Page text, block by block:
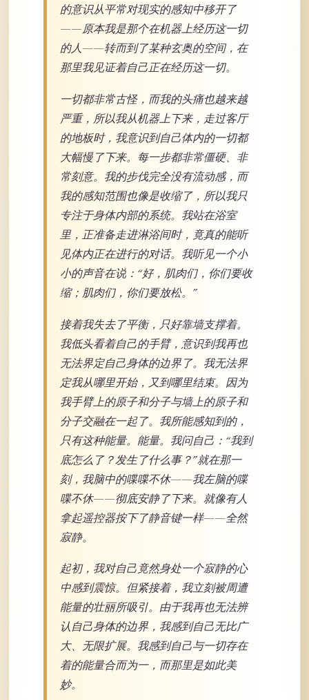
的意识从平常对现实的感知中移开了
——原本我是那个在机器上经历这一切
的人——转而到了某种玄奥的空间，在
那里我见证着自己正在经历这一切。
一切都非常古怪，而我的头痛也越来越
严重，所以我从机器上下来，走过客厅
的地板时，我意识到自己体内的一切都
大幅慢了下来。每一步都非常僵硬、非
常刻意。我的步伐完全没有流动感，而
我的感知范围也像是收缩了，所以我只
专注于身体内部的系统。我站在浴室
里，正准备走进淋浴间时，竟真的能听
见体内正在进行的对话。我听见一个小
小的声音在说：“好，肌肉们，你们要收
缩；肌肉们，你们要放松。”
接着我失去了平衡，只好靠墙支撑着。
我低头看着自己的手臂，意识到我再也
无法界定自己身体的边界了。我无法界
定我从哪里开始，又到哪里结束。因为
我手臂上的原子和分子与墙上的原子和
分子交融在一起了。我所能感知到的，
只有这种能量。能量。我问自己：“我到
底怎么了？发生了什么事？”就在那一
刻，我脑中的喋喋不休——我左脑的喋
喋不休——彻底安静了下来。就像有人
拿起遥控器按下了静音键一样——全然
寂静。
起初，我对自己竟然身处一个寂静的心
中感到震惊。但紧接着，我立刻被周遭
能量的壮丽所吸引。由于我再也无法辨
认自己身体的边界，我感到自己无比广
大、无限扩展。我感到自己与一切存在
着的能量合而为一，而那里是如此美
妙。